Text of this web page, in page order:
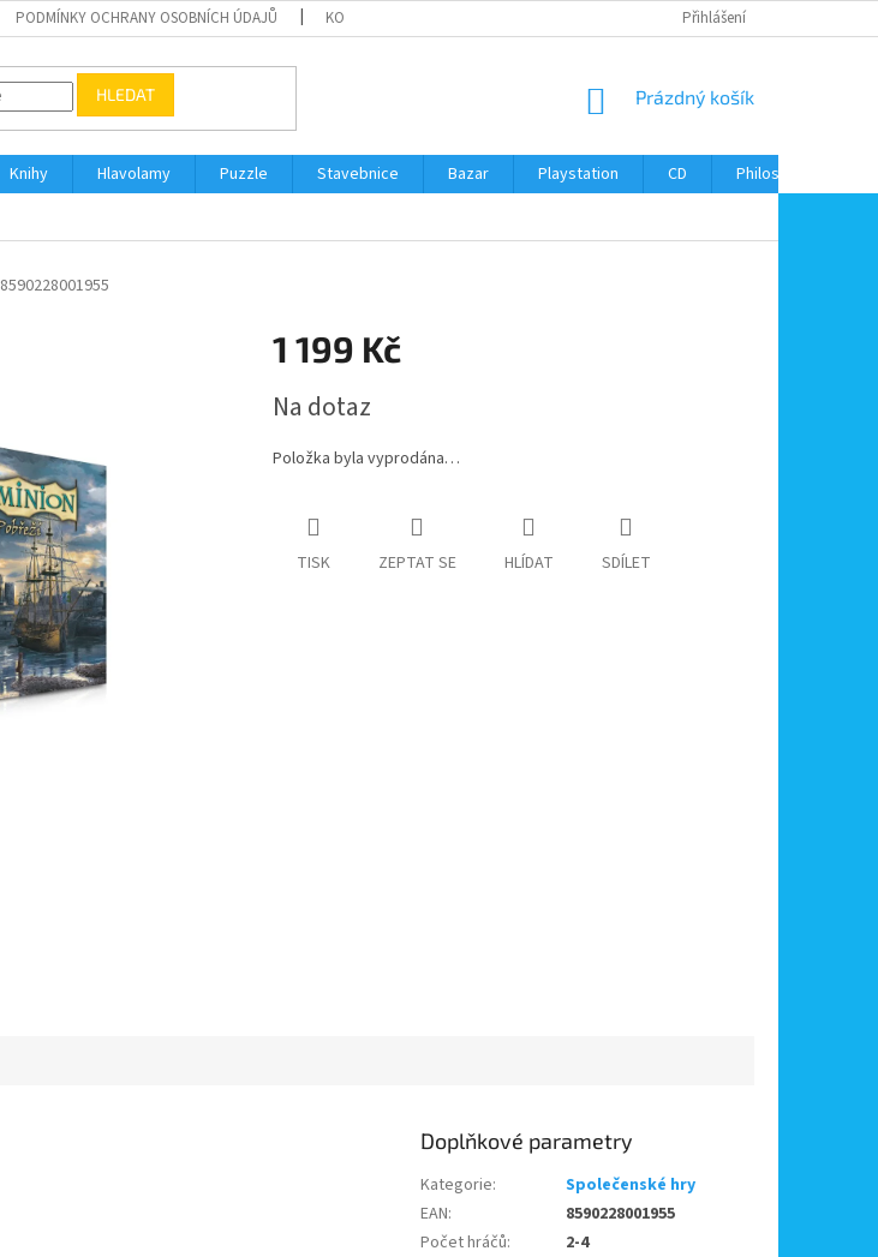
PODMÍNKY OCHRANY OSOBNÍCH ÚDAJŮ KONTAKTY Přihlášení
HLEDAT
NÁKUPNÍ
Prázdný košík
Knihy Hlavolamy Puzzle Stavebnice Bazar Playstation CD Philos
8590228001955
1 199 Kč
cena:
Na dotaz
Položka byla vyprodána…
TISK ZEPTAT SE HLÍDAT SDÍLET
Doplňkové parametry
Kategorie:
Společenské hry
EAN:
8590228001955
Počet hráčů:
2-4